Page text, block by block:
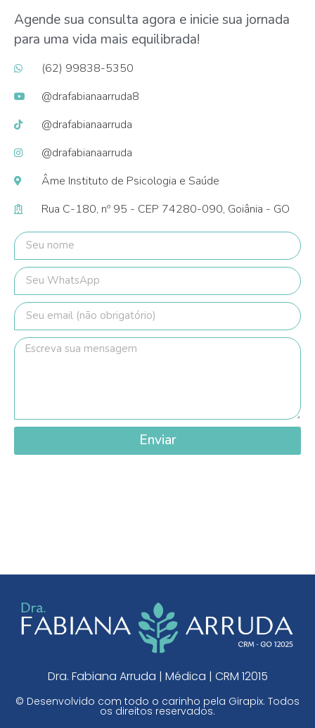
Agende sua consulta agora e inicie sua jornada
para uma vida mais equilibrada!
(62) 99838-5350
@drafabianaarruda8
@drafabianaarruda
@drafabianaarruda
Âme Instituto de Psicologia e Saúde
Rua C-180, nº 95 - CEP 74280-090, Goiânia - GO
Enviar
Dra. Fabiana Arruda | Médica | CRM 12015
© Desenvolvido com todo o carinho pela Girapix. Todos
os direitos reservados.